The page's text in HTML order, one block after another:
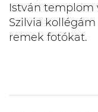
István templom
Szilvia
remek fotókat.